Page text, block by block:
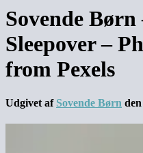
Sovende
Sleepover –
from Pexels
Udgivet af Sovende Børn den